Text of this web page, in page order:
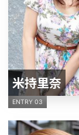
米持里奈
ENTRY 03